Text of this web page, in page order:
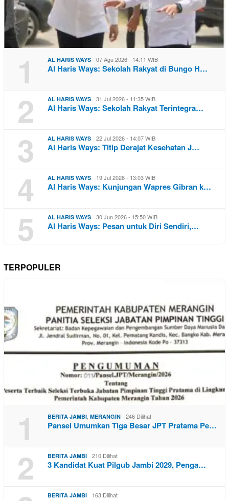
1 AL HARIS WAYS 07 Agu 2026 - 14:11 WIB
Al Haris Ways: Sekolah Rakyat di Bungo H…
2 AL HARIS WAYS 31 Jul 2026 - 11:35 WIB
Al Haris Ways: Sekolah Rakyat Terintegra…
3 AL HARIS WAYS 22 Jul 2026 - 14:07 WIB
Al Haris Ways: Titip Derajat Kesehatan J…
4 AL HARIS WAYS 19 Jul 2026 - 13:03 WIB
Al Haris Ways: Kunjungan Wapres Gibran k…
5 AL HARIS WAYS 30 Jun 2026 - 15:50 WIB
Al Haris Ways: Pesan untuk Diri Sendiri,…
TERPOPULER
1 BERITA JAMBI, MERANGIN 246 Dilihat
Pansel Umumkan Tiga Besar JPT Pratama Pe…
2 BERITA JAMBI 210 Dilihat
3 Kandidat Kuat Pilgub Jambi 2029, Penga…
BERITA JAMBI 163 Dilihat